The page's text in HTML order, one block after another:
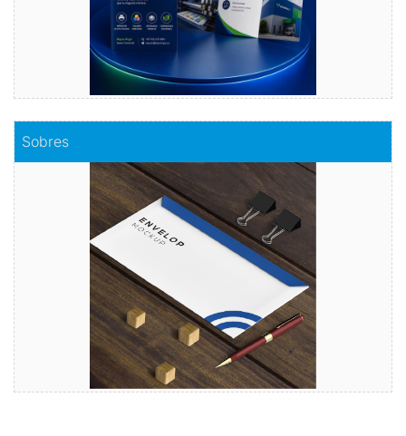
Sobres
Envuelve tu mensaje con sobres de calidad
Comprar
Comprar